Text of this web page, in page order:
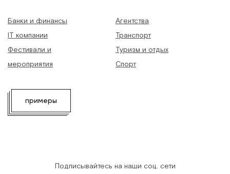
Банки и финансы
IT компании
Фестивали и
мероприятия
Агентства
Транспорт
Туризм и отдых
Спорт
примеры
Подписывайтесь на наши соц. сети